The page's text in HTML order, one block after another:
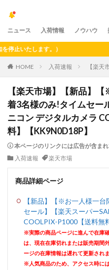
ニュース 入荷情報 ノウハウ
たします。）
HOME 入荷速報 【楽
【楽天市場】【新品】
着3名様のみ!タイムセー
ニコン デジタルカメラ
料】【KK9N0D18P】
本ページのリンクには広告が含まれ
入荷速報
楽天市場
商品詳細ページ
【新品】【※お一人様一
セール】【楽天スーパー
COOLPIX-P1000【送料無
※実際の商品ページに進んで在庫
は、現在在庫切れまたは販売期間
ージの在庫情報は遅れて更新されま
※人気商品のため、アクセス時に